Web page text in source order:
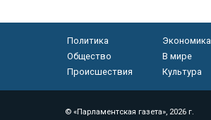
Политика
Экономика
Общество
В мире
Происшествия
Культура
© «Парламентская газета», 2026 г.